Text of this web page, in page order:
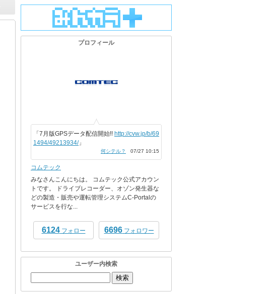
プロフィール
「7月版GPSデータ配信開始!! http://cvw.jp/b/69
1494/49213934/」
何シテル？ 07/27 10:15
コムテック
みなさんこんにちは。 コムテック公式アカウン
トです。 ドライブレコーダー、オゾン発生器な
どの製造・販売や運転管理システムC-Portalの
サービスを行な...
6124フォロー 6696フォロワー
ユーザー内検索